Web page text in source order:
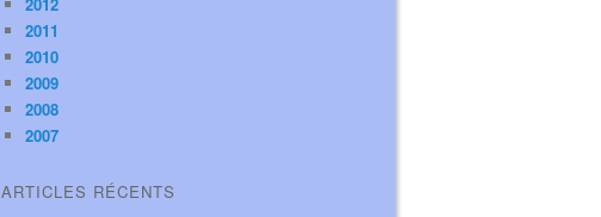
2011
2010
2009
2008
2007
ARTICLES RÉCENTS